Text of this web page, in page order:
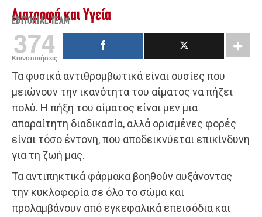
Διατροφή και Υγεία
EDITORIAL TEAM
374
Κοινοποιήσεις
Τα φυσικά αντιθρομβωτικά είναι ουσίες που
μειώνουν την ικανότητα του αίματος να πήζει
πολύ. Η πήξη του αίματος είναι μεν μια
απαραίτητη διαδικασία, αλλά ορισμένες φορές
είναι τόσο έντονη, που αποδεικνύεται επικίνδυνη
για τη ζωή μας.
Τα αντιπηκτικά φάρμακα βοηθούν αυξάνοντας
την κυκλοφορία σε όλο το σώμα και
προλαμβάνουν από εγκεφαλικά επεισόδια και